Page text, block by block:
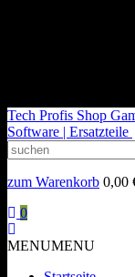
Tech Profis Shop
Software | Ersatzteile
zum Warenkorb 0,00
0
MENUMENU